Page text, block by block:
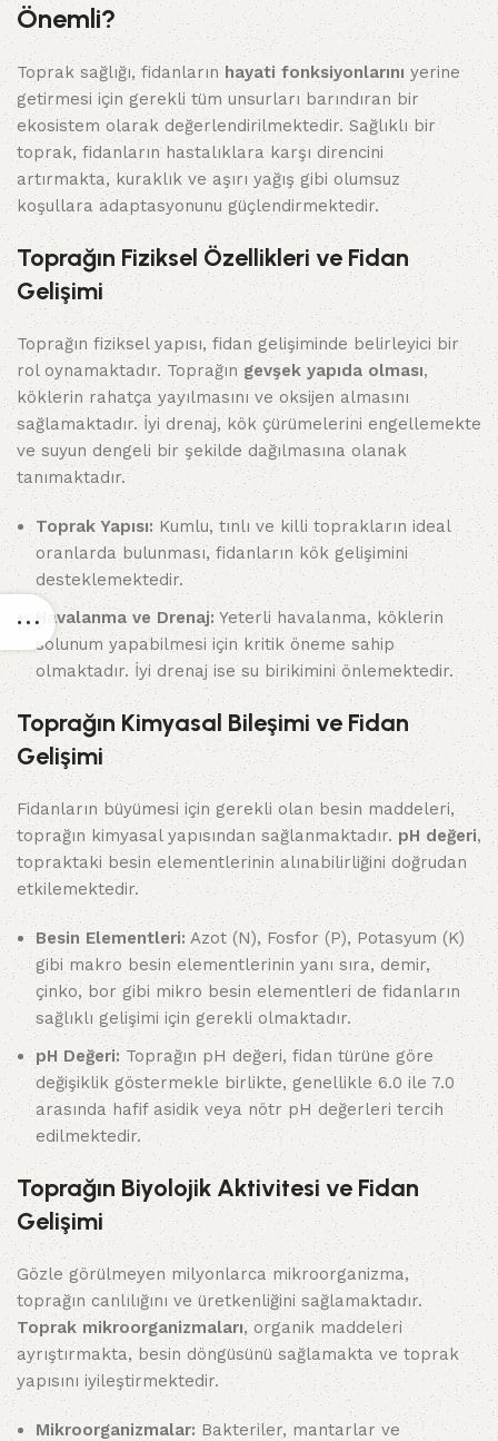
Önemli?
Toprak sağlığı, fidanların hayati fonksiyonlarını yerine
getirmesi için gerekli tüm unsurları barındıran bir
ekosistem olarak değerlendirilmektedir. Sağlıklı bir
toprak, fidanların hastalıklara karşı direncini
artırmakta, kuraklık ve aşırı yağış gibi olumsuz
koşullara adaptasyonunu güçlendirmektedir.
Toprağın Fiziksel Özellikleri ve Fidan
Gelişimi
Toprağın fiziksel yapısı, fidan gelişiminde belirleyici bir
rol oynamaktadır. Toprağın gevşek yapıda olması,
köklerin rahatça yayılmasını ve oksijen almasını
sağlamaktadır. İyi drenaj, kök çürümelerini engellemekte
ve suyun dengeli bir şekilde dağılmasına olanak
tanımaktadır.
Toprak Yapısı: Kumlu, tınlı ve killi toprakların ideal
oranlarda bulunması, fidanların kök gelişimini
desteklemektedir.
Havalanma ve Drenaj: Yeterli havalanma, köklerin
solunum yapabilmesi için kritik öneme sahip
olmaktadır. İyi drenaj ise su birikimini önlemektedir.
Toprağın Kimyasal Bileşimi ve Fidan
Gelişimi
Fidanların büyümesi için gerekli olan besin maddeleri,
toprağın kimyasal yapısından sağlanmaktadır. pH değeri,
topraktaki besin elementlerinin alınabilirliğini doğrudan
etkilemektedir.
Besin Elementleri: Azot (N), Fosfor (P), Potasyum (K)
gibi makro besin elementlerinin yanı sıra, demir,
çinko, bor gibi mikro besin elementleri de fidanların
sağlıklı gelişimi için gerekli olmaktadır.
pH Değeri: Toprağın pH değeri, fidan türüne göre
değişiklik göstermekle birlikte, genellikle 6.0 ile 7.0
arasında hafif asidik veya nötr pH değerleri tercih
edilmektedir.
Toprağın Biyolojik Aktivitesi ve Fidan
Gelişimi
Gözle görülmeyen milyonlarca mikroorganizma,
toprağın canlılığını ve üretkenliğini sağlamaktadır.
Toprak mikroorganizmaları, organik maddeleri
ayrıştırmakta, besin döngüsünü sağlamakta ve toprak
yapısını iyileştirmektedir.
Mikroorganizmalar: Bakteriler, mantarlar ve